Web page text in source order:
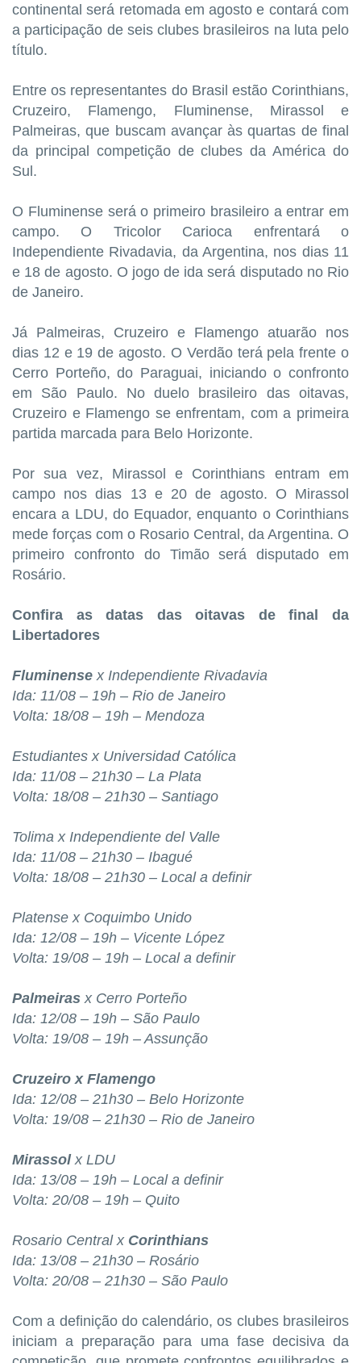
continental será retomada em agosto e contará com
a participação de seis clubes brasileiros na luta pelo
título.
Entre os representantes do Brasil estão Corinthians,
Cruzeiro, Flamengo, Fluminense, Mirassol e
Palmeiras, que buscam avançar às quartas de final
da principal competição de clubes da América do
Sul.
O Fluminense será o primeiro brasileiro a entrar em
campo. O Tricolor Carioca enfrentará o
Independiente Rivadavia, da Argentina, nos dias 11
e 18 de agosto. O jogo de ida será disputado no Rio
de Janeiro.
Já Palmeiras, Cruzeiro e Flamengo atuarão nos
dias 12 e 19 de agosto. O Verdão terá pela frente o
Cerro Porteño, do Paraguai, iniciando o confronto
em São Paulo. No duelo brasileiro das oitavas,
Cruzeiro e Flamengo se enfrentam, com a primeira
partida marcada para Belo Horizonte.
Por sua vez, Mirassol e Corinthians entram em
campo nos dias 13 e 20 de agosto. O Mirassol
encara a LDU, do Equador, enquanto o Corinthians
mede forças com o Rosario Central, da Argentina. O
primeiro confronto do Timão será disputado em
Rosário.
Confira as datas das oitavas de final da
Libertadores
Fluminense x Independiente Rivadavia
Ida: 11/08 – 19h – Rio de Janeiro
Volta: 18/08 – 19h – Mendoza
Estudiantes x Universidad Católica
Ida: 11/08 – 21h30 – La Plata
Volta: 18/08 – 21h30 – Santiago
Tolima x Independiente del Valle
Ida: 11/08 – 21h30 – Ibagué
Volta: 18/08 – 21h30 – Local a definir
Platense x Coquimbo Unido
Ida: 12/08 – 19h – Vicente López
Volta: 19/08 – 19h – Local a definir
Palmeiras x Cerro Porteño
Ida: 12/08 – 19h – São Paulo
Volta: 19/08 – 19h – Assunção
Cruzeiro x Flamengo
Ida: 12/08 – 21h30 – Belo Horizonte
Volta: 19/08 – 21h30 – Rio de Janeiro
Mirassol x LDU
Ida: 13/08 – 19h – Local a definir
Volta: 20/08 – 19h – Quito
Rosario Central x Corinthians
Ida: 13/08 – 21h30 – Rosário
Volta: 20/08 – 21h30 – São Paulo
Com a definição do calendário, os clubes brasileiros
iniciam a preparação para uma fase decisiva da